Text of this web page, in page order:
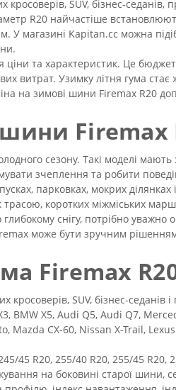
SUV, бізнес-седанів,
R20 найчастіше
У магазині Kapitan.cc можна
та характеристик. Це
витрат. Узимку літня гума
на зимові шини Firemax R20
Firemax
сезону. Такі моделі
зчеплення та робити
парковках, мокрих
коротких міжміських
снігу, потрібно уважно
може бути зручним
Firemax
SUV, бізнес-седанів
BMW X5, Audi Q5, Audi Q7,
Mazda CX-60, Nissan X-Trail,
45 R20, 255/40 R20, 255/45 R20,
на боковині старої шини,